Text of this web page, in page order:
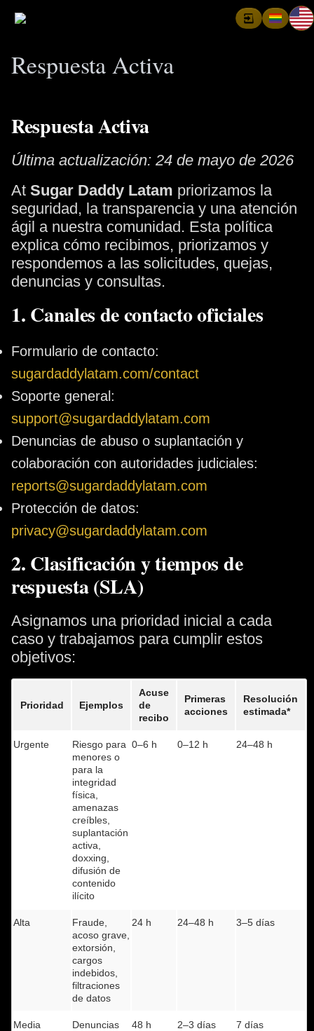
Respuesta Activa
Respuesta Activa
Última actualización: 24 de mayo de 2026
At Sugar Daddy Latam priorizamos la
seguridad, la transparencia y una atención
ágil a nuestra comunidad. Esta política
explica cómo recibimos, priorizamos y
respondemos a las solicitudes, quejas,
denuncias y consultas.
1. Canales de contacto oficiales
Formulario de contacto:
sugardaddylatam.com/contact
Soporte general:
support@sugardaddylatam.com
Denuncias de abuso o suplantación y
colaboración con autoridades judiciales:
reports@sugardaddylatam.com
Protección de datos:
privacy@sugardaddylatam.com
2. Clasificación y tiempos de
respuesta (SLA)
Asignamos una prioridad inicial a cada
caso y trabajamos para cumplir estos
objetivos:
Prioridad Ejemplos
Acuse
de
recibo
Primeras
acciones
Resolución
estimada*
Urgente
Riesgo para
menores o
para la
integridad
física,
amenazas
creíbles,
suplantación
activa,
doxxing,
difusión de
contenido
ilícito
0–6 h 0–12 h 24–48 h
Alta
Fraude,
acoso grave,
extorsión,
cargos
indebidos,
filtraciones
de datos
24 h 24–48 h 3–5 días
Media
Denuncias
48 h 2–3 días 7 días